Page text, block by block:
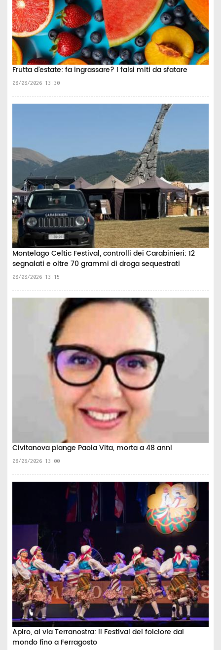
Frutta d’estate: fa ingrassare? I falsi miti da sfatare
08/08/2026 13:30
Montelago Celtic Festival, controlli dei Carabinieri: 12
segnalati e oltre 70 grammi di droga sequestrati
08/08/2026 13:15
Civitanova piange Paola Vita, morta a 48 anni
08/08/2026 13:00
Apiro, al via Terranostra: il Festival del folclore dal
mondo fino a Ferragosto